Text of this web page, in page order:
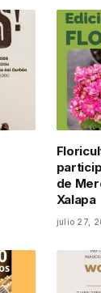
de
Xalapa
julio 27,